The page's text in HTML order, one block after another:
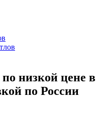
низкой цене в
по России